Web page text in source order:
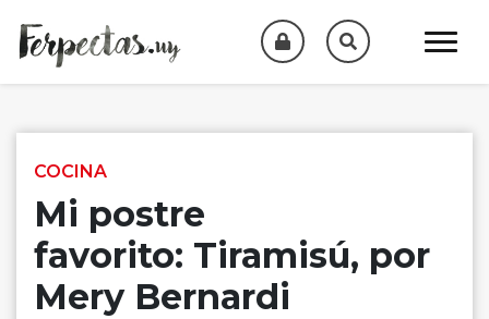
COCINA
Mi postre
favorito: Tiramisú, por
Mery Bernardi